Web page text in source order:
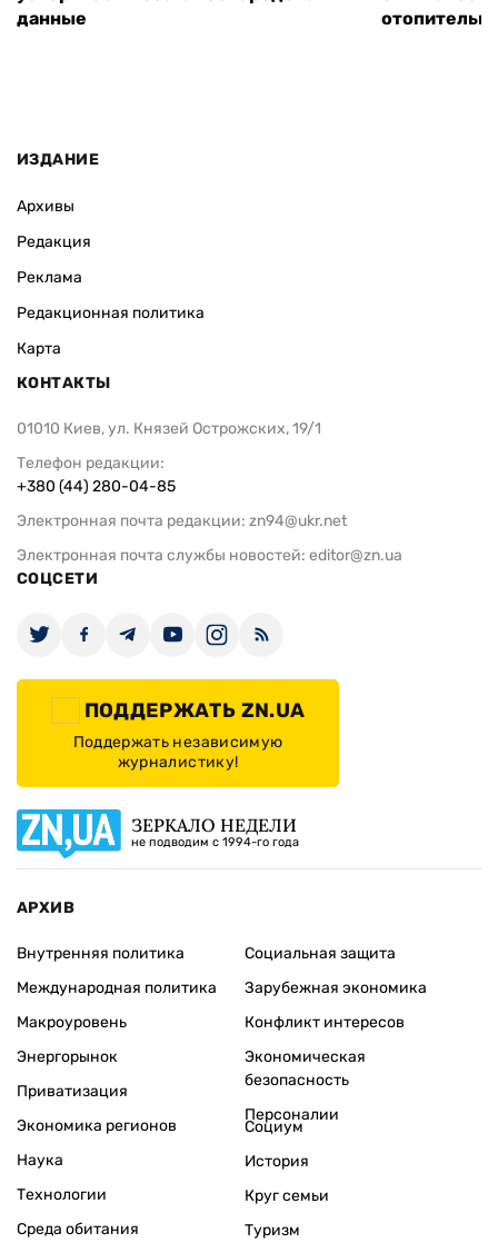
данные
ИЗДАНИЕ
Архивы
Редакция
Реклама
Редакционная политика
Карта
КОНТАКТЫ
01010 Киев, ул. Князей Острожских, 19/1
Телефон редакции:
+380 (44) 280-04-85
Электронная почта редакции: zn94@ukr.net
Электронная почта службы новостей: editor@zn.ua
СОЦСЕТИ
ПОДДЕРЖАТЬ ZN.UA
Поддержать независимую
журналистику!
ЗЕРКАЛО НЕДЕЛИ
не подводим с 1994-го года
АРХИВ
Внутренняя политика
Международная политика
Макроуровень
Энергорынок
Приватизация
Экономика регионов
Социальная защита
Зарубежная экономика
Конфликт интересов
Экономическая
безопасность
Персоналии
Наука
Технологии
Среда обитания
Социум
История
Круг семьи
Туризм